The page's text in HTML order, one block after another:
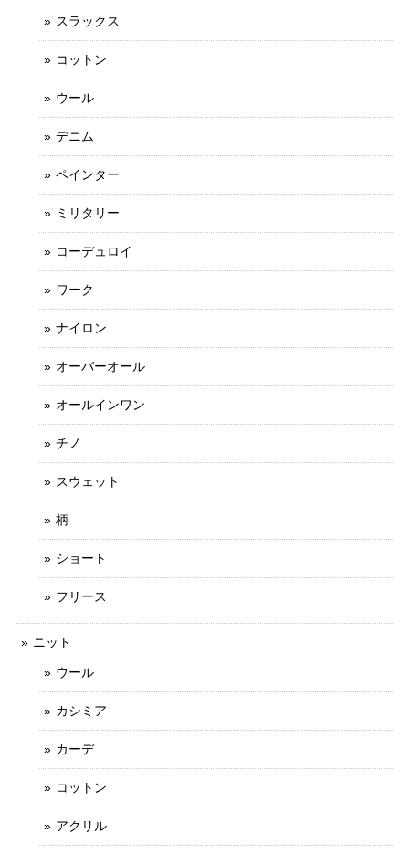
スラックス
コットン
ウール
デニム
ペインター
ミリタリー
コーデュロイ
ワーク
ナイロン
オーバーオール
オールインワン
チノ
スウェット
柄
ショート
フリース
ニット
ウール
カシミア
カーデ
コットン
アクリル